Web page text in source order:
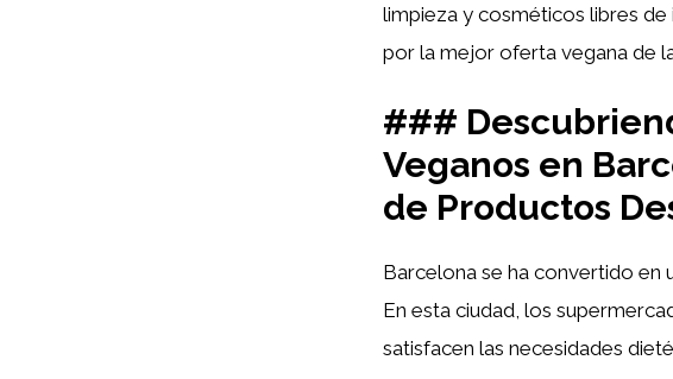
limpieza y cosméticos libres de
por la mejor oferta vegana de
###
Veganos en
de Productos
Barcelona se ha convertido en
En esta ciudad, los
satisfacen las necesidades